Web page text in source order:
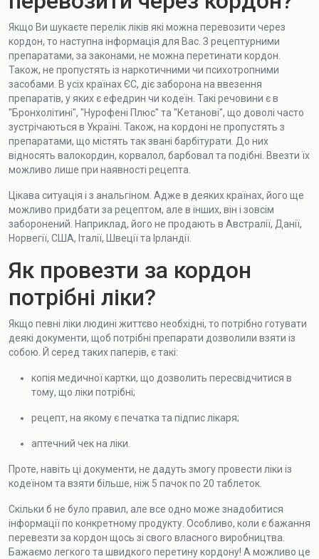
Якщо Ви шукаєте перелік ліків які можна перевозити через
кордон, то наступна інформація для Вас. З рецептурними
препаратами, за законами, не можна перетинати кордон.
Також, не пропустять із наркотичними чи психотропними
засобами. В усіх країнах ЄС, діє заборона на ввезення
препаратів, у яких є ефедрин чи кодеїн. Такі речовини є в
"Бронхолітині", "Нурофені Плюс" та "Кетанові", що доволі часто
зустрічаються в Україні. Також, на кордоні не пропустять з
препаратами, що містять так звані барбітурати. До них
відносять валокордин, корвалол, барбовал та подібні. Ввезти їх
можливо лише при наявності рецепта.
Цікава ситуація і з анальгіном. Адже в деяких країнах, його ще
можливо придбати за рецептом, але в інших, він і зовсім
заборонений. Наприклад, його не продають в Австралії, Данії,
Норвегії, США, Італії, Швеції та Ірландії.
Як провезти за кордон
потрібні ліки?
Якщо певні ліки людині життєво необхідні, то потрібно готувати
деякі документи, щоб потрібні препарати дозволили взяти із
собою. Й серед таких паперів, є такі:
копія медичної картки, що дозволить пересвідчитися в
тому, що ліки потрібні;
рецепт, на якому є печатка та підпис лікаря;
аптечний чек на ліки.
Проте, навіть ці документи, не дадуть змогу провести ліки із
кодеїном та взяти більше, ніж 5 пачок по 20 таблеток.
Скільки б не було правил, але все одно може знадобитися
інформації по конкретному продукту. Особливо, коли є бажання
перевезти за кордон щось зі свого власного виробництва.
Бажаємо легкого та швидкого перетину кордону! А можливо це